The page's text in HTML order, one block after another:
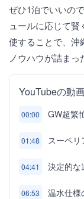
ぜひ1泊でいいの
ュールに応じて
使することで、沖
ノウハウが詰まっ
YouTubeの動
00:00 GW超繁
01:48 スーペ
04:41 決定的な
06:53 温水仕様